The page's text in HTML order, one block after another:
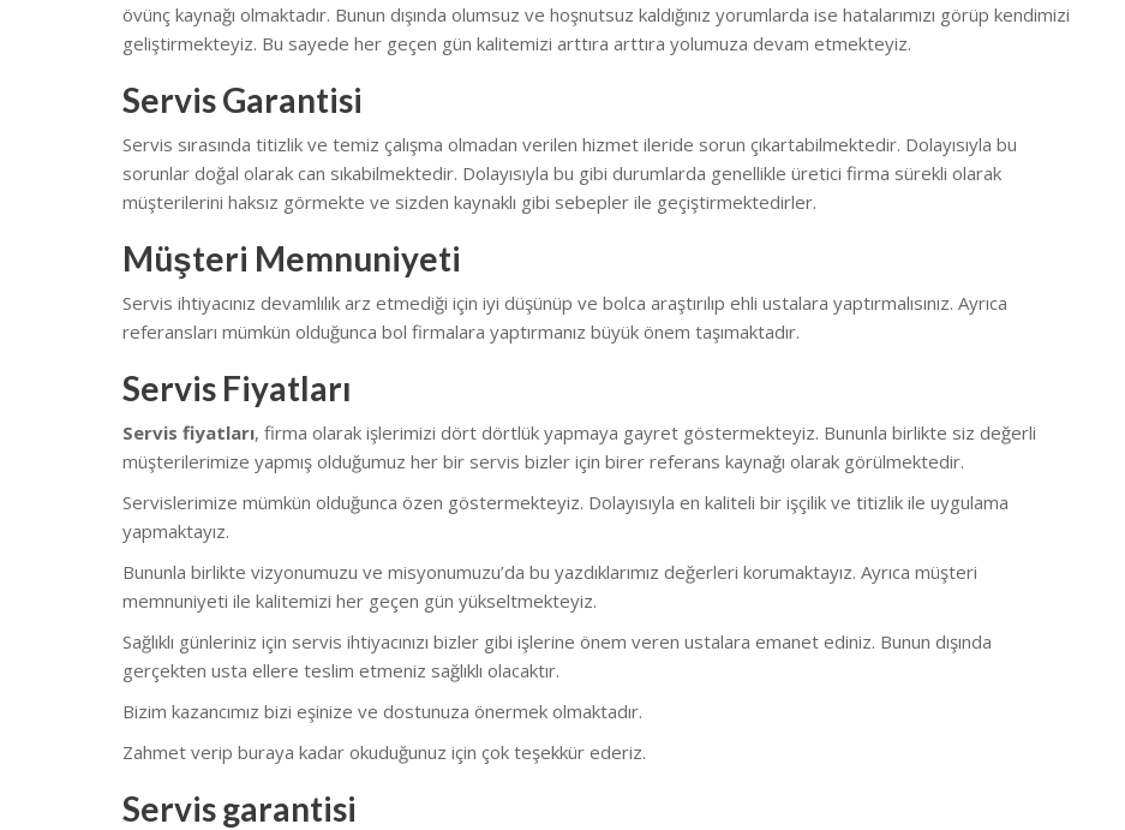
övünç kaynağı olmaktadır. Bunun dışında olumsuz ve hoşnutsuz kaldığınız yorumlarda ise hatalarımızı görüp kendimizi
geliştirmekteyiz. Bu sayede her geçen gün kalitemizi arttıra arttıra yolumuza devam etmekteyiz.
Servis Garantisi
Servis sırasında titizlik ve temiz çalışma olmadan verilen hizmet ileride sorun çıkartabilmektedir. Dolayısıyla bu
sorunlar doğal olarak can sıkabilmektedir. Dolayısıyla bu gibi durumlarda genellikle üretici firma sürekli olarak
müşterilerini haksız görmekte ve sizden kaynaklı gibi sebepler ile geçiştirmektedirler.
Müşteri Memnuniyeti
Servis ihtiyacınız devamlılık arz etmediği için iyi düşünüp ve bolca araştırılıp ehli ustalara yaptırmalısınız. Ayrıca
referansları mümkün olduğunca bol firmalara yaptırmanız büyük önem taşımaktadır.
Servis Fiyatları
Servis fiyatları, firma olarak işlerimizi dört dörtlük yapmaya gayret göstermekteyiz. Bununla birlikte siz değerli
müşterilerimize yapmış olduğumuz her bir servis bizler için birer referans kaynağı olarak görülmektedir.
Servislerimize mümkün olduğunca özen göstermekteyiz. Dolayısıyla en kaliteli bir işçilik ve titizlik ile uygulama
yapmaktayız.
Bununla birlikte vizyonumuzu ve misyonumuzu’da bu yazdıklarımız değerleri korumaktayız. Ayrıca müşteri
memnuniyeti ile kalitemizi her geçen gün yükseltmekteyiz.
Sağlıklı günleriniz için servis ihtiyacınızı bizler gibi işlerine önem veren ustalara emanet ediniz. Bunun dışında
gerçekten usta ellere teslim etmeniz sağlıklı olacaktır.
Bizim kazancımız bizi eşinize ve dostunuza önermek olmaktadır.
Zahmet verip buraya kadar okuduğunuz için çok teşekkür ederiz.
Servis garantisi